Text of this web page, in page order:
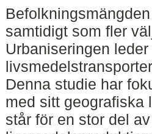
samtidigt som fler
Urbaniseringen
Denna studie har
med sitt geografiska
står för en stor del